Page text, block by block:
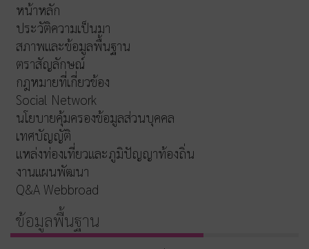
หน้าหลัก
ประวัติความเป็นมา
สภาพและข้อมูลพื้นฐาน
ตราสัญลักษณ์
กฎหมายที่เกี่ยวข้อง
Social Network
นโยบายคุ้มครองข้อมูลส่วนบุคคล
เทศบัญญัติ
แหล่งท่องเที่ยวและภูมิปัญญาท้องถิ่น
งานแผนพัฒนา
Q&A Webbroad
ข้อมูลพื้นฐาน